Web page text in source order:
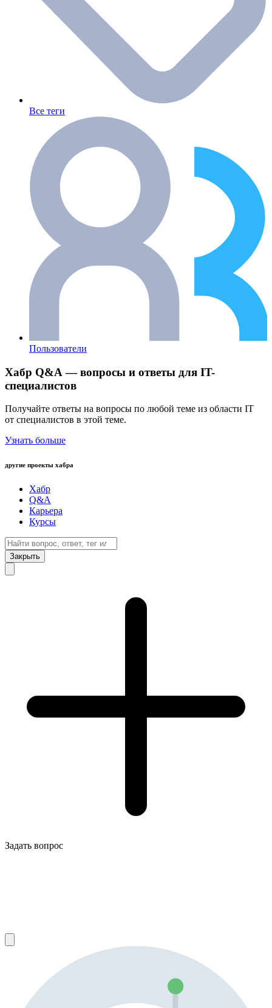
Все теги
Пользователи
Хабр Q&A — вопросы и ответы для IT-
специалистов
Получайте ответы на вопросы по любой теме из области IT
от специалистов в этой теме.
Узнать больше
другие проекты хабра
Хабр
Q&A
Карьера
Курсы
Закрыть
Задать вопрос